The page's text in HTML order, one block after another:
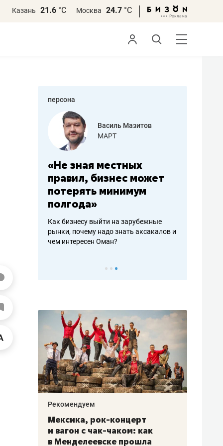
Казань 21.6 °С Москва 24.7 °С
персона
Василь Мазитов
МАРТ
«Не зная местных
правил, бизнес может
потерять минимум
полгода»
Как бизнесу выйти на зарубежные
рынки, почему надо знать аксакалов и
чем интересен Оман?
Рекомендуем
Мексика, рок-концерт
и вагон с чак-чаком: как
в Менделеевске прошла